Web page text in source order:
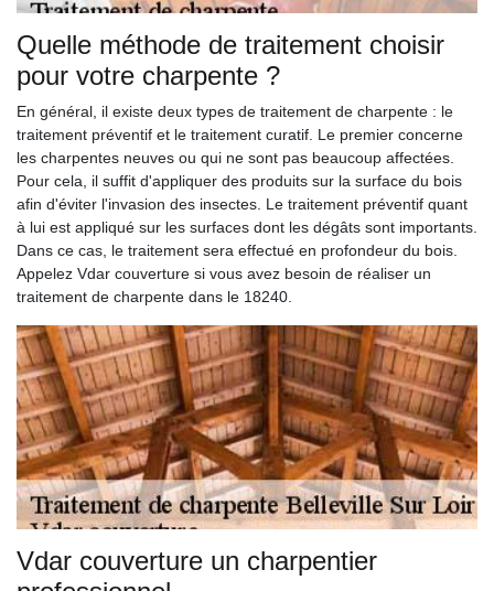
Quelle méthode de traitement choisir
pour votre charpente ?
En général, il existe deux types de traitement de charpente : le
traitement préventif et le traitement curatif. Le premier concerne
les charpentes neuves ou qui ne sont pas beaucoup affectées.
Pour cela, il suffit d'appliquer des produits sur la surface du bois
afin d'éviter l'invasion des insectes. Le traitement préventif quant
à lui est appliqué sur les surfaces dont les dégâts sont importants.
Dans ce cas, le traitement sera effectué en profondeur du bois.
Appelez Vdar couverture si vous avez besoin de réaliser un
traitement de charpente dans le 18240.
Vdar couverture un charpentier